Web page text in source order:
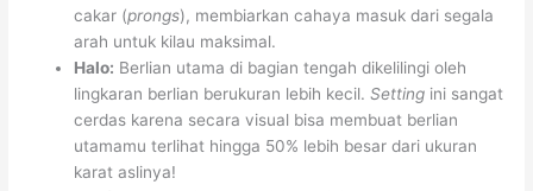
cakar (prongs), membiarkan cahaya masuk dari segala
arah untuk kilau maksimal.
Halo: Berlian utama di bagian tengah dikelilingi oleh
lingkaran berlian berukuran lebih kecil.Setting ini sangat
cerdas karena secara visual bisa membuat berlian
utamamu terlihat hingga 50% lebih besar dari ukuran
karat aslinya!